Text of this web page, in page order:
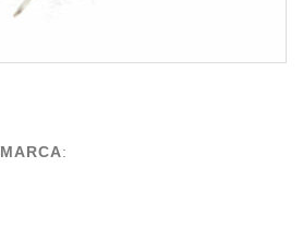
MARCA: